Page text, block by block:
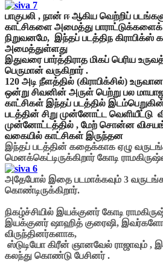
பாகுபலி , நான் ஈ ஆகிய வெற்றிப்
காட்சிகளை அமைத்து பாராட்டுக்களைக்
நிறுவனமே, இந்தப் படத்திந கிராபிக்ஸ்
அமைத்துள்ளது
இதுவரை பார்த்திராத மிகப் பெரிய
பெருமான் வருகிறார் .
120 அடி நீளத்தில் (கிராபிக்சில்)
ஒன்று சிவனின் அருள் பெற்று பல
காட்சிகள் இந்தப் படத்தில்
படத்தின் சிறு முன்னோட்ட வெளியீட்டு
முன்னோட்டத்தில் , மேற் சொன்ன
வகையில் காட்சிகள் இருந்தன
இந்தப் படத்தின் கதைக்காக ஏழு
மெனக்கெட்டிருக்கிறார் கோடி
அதேபோல் இதை படமாக்கவும் 3
கொண்டிருக்கிறார்.
நிகழ்ச்சியில் இயக்குனர் கோடி
இயக்குனர் ஷாஹித் குரைஷி,
விருந்தினர்களாக,
ஸ்டுடியோ கிரீன் ஞானவேல் ராஜாவும் ,
கலந்து கொண்டு பேசினர் .